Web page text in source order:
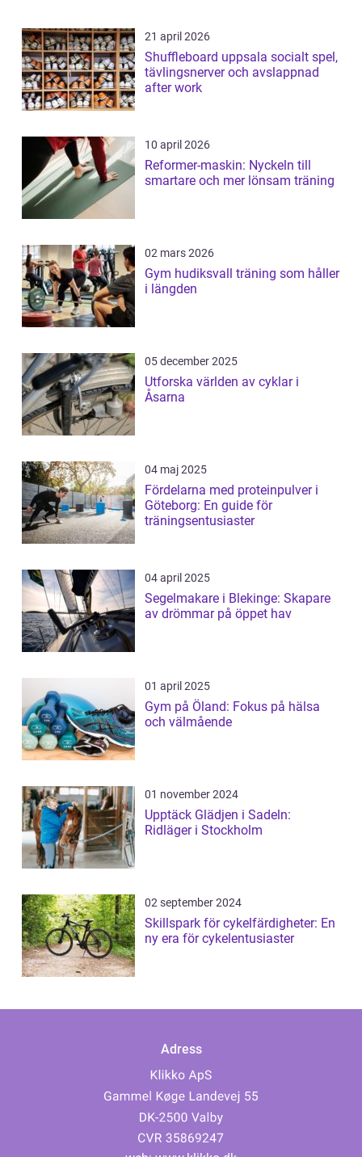
21 april 2026
Shuffleboard uppsala socialt spel,
tävlingsnerver och avslappnad
after work
10 april 2026
Reformer-maskin: Nyckeln till
smartare och mer lönsam träning
02 mars 2026
Gym hudiksvall träning som håller
i längden
05 december 2025
Utforska världen av cyklar i
Åsarna
04 maj 2025
Fördelarna med proteinpulver i
Göteborg: En guide för
träningsentusiaster
04 april 2025
Segelmakare i Blekinge: Skapare
av drömmar på öppet hav
01 april 2025
Gym på Öland: Fokus på hälsa
och välmående
01 november 2024
Upptäck Glädjen i Sadeln:
Ridläger i Stockholm
02 september 2024
Skillspark för cykelfärdigheter: En
ny era för cykelentusiaster
Adress